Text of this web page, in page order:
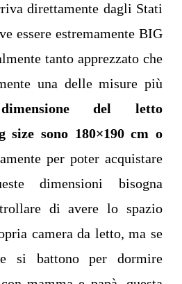
direttamente dagli Stati
essere estremamente BIG
tanto apprezzato che
una delle misure più
dimensionedel letto
size sono 180×190 cm o
per poter acquistare
dimensioni bisogna
di avere lo spazio
camera da letto, ma se
si battono per dormire